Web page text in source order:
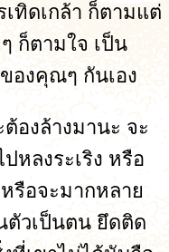
ทิดเกล้า ก็ตามแต่
ก็ตามใจ เป็น
องคุณๆ กันเอง
องล้างมานะ จะ
ปหลงระเริง หรือ
อจะมากหลาย
วเป็นตน ยึดติด